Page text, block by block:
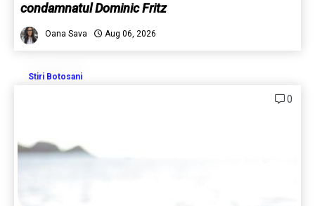
condamnatul Dominic Fritz
Oana Sava Aug 06, 2026
Stiri Botosani
0